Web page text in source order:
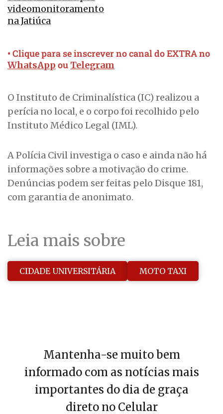
videomonitoramento
na Jatiúca
• Clique para se inscrever no canal do EXTRA no
WhatsApp ou Telegram
O Instituto de Criminalística (IC) realizou a
perícia no local, e o corpo foi recolhido pelo
Instituto Médico Legal (IML).
A Polícia Civil investiga o caso e ainda não há
informações sobre a motivação do crime.
Denúncias podem ser feitas pelo Disque 181,
com garantia de anonimato.
Leia mais sobre
CIDADE UNIVERSITÁRIA MOTO TAXI
Mantenha-se muito bem
informado com as notícias mais
importantes do dia de graça
direto no Celular